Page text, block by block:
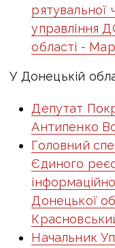
рятувальної
управління
області -
У Донецькій
Депутат
Антипенко
Головний
Єдиного
Донецької
Начальник